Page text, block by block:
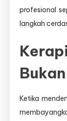
profesional
langkah
Ketika